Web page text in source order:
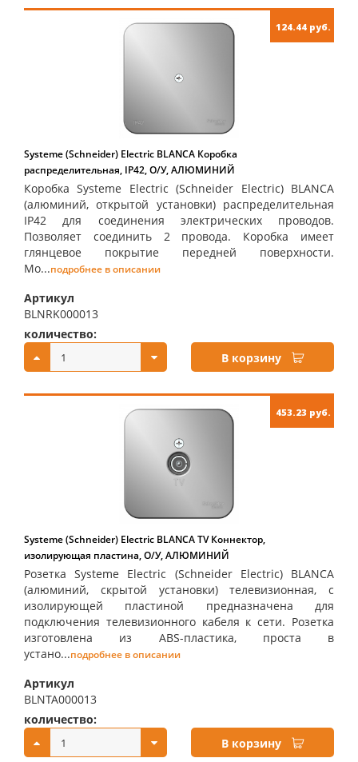
124.44 руб.
Systeme (Schneider) Electric BLANCA Коробка
распределительная, IP42, О/У, АЛЮМИНИЙ
Коробка Systeme Electric (Schneider Electric) BLANCA
(алюминий, открытой установки) распределительная
IP42 для соединения электрических проводов.
Позволяет соединить 2 провода. Коробка имеет
глянцевое покрытие передней поверхности.
Мо...подробнее в описании
Артикул
BLNRK000013
количество:
В корзину
453.23 руб.
Systeme (Schneider) Electric BLANCA TV Коннектор,
изолирующая пластина, О/У, АЛЮМИНИЙ
Розетка Systeme Electric (Schneider Electric) BLANCA
(алюминий, скрытой установки) телевизионная, с
изолирующей пластиной предназначена для
подключения телевизионного кабеля к сети. Розетка
изготовлена из ABS-пластика, проста в
устано...подробнее в описании
Артикул
BLNTA000013
количество:
В корзину